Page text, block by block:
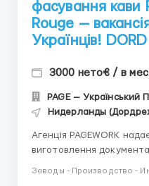
фасування кави
Rouge —
Українців! DORD
3000 нето€ / в
PAGE — Український
Нидерланды
Агенція PAGEWORK
виготовлення
Заводы - Производство -